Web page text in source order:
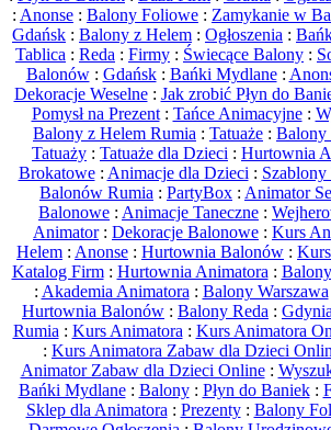
: Anonse : Balony Foliowe : Zamykanie w
Gdańsk : Balony z Helem : Ogłoszenia :
Tablica : Reda : Firmy : Świecące Balony :
Balonów: Gdańsk: Bańki Mydlane:
Dekoracje Weselne: Jak zrobić Płyn do
Pomysł na Prezent: Tańce Animacyjne:
Balony z Helem Rumia : Tatuaże : Balony
Tatuaży : Tatuaże dla Dzieci : Hurtownia
Brokatowe: Animacje dla Dzieci : Szablony
Balonów Rumia : PartyBox : Animator
Balonowe : Animacje Taneczne :
Animator: Dekoracje Balonowe : Kurs
Helem : Anonse : Hurtownia Balonów :
Katalog Firm: Hurtownia Animatora : Balony
: Akademia Animatora : Balony Warszawa
Hurtownia Balonów : Balony Reda : Gdynia
Rumia : Kurs Animatora : Kurs Animatora
: Kurs Animatora Zabaw dla Dzieci
Animator Zabaw dla Dzieci Online:
Bańki Mydlane: Balony: Płyn do Baniek:
Sklep dla Animatora : Prezenty: Balony